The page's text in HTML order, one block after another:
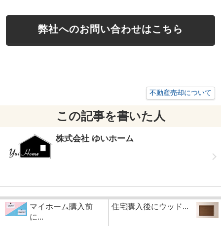
弊社へのお問い合わせはこちら
不動産売却について
この記事を書いた人
株式会社 ゆいホーム
マイホーム購入前
に...
住宅購入後にウッド...